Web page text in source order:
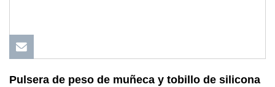
Pulsera de peso de muñeca y tobillo de silicona